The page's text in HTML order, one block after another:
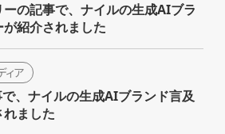
の記事で、ナイルの生成AIブラ
紹介されました
ィア
、ナイルの生成AIブランド言及
ました